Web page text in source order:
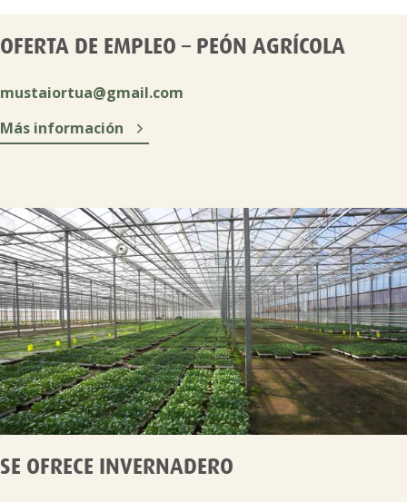
OFERTA DE EMPLEO – PEÓN AGRÍCOLA
mustaiortua@gmail.com
Más información

SE OFRECE INVERNADERO